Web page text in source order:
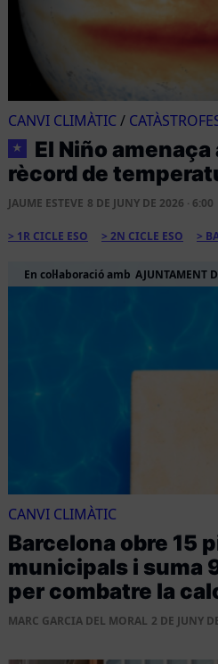
CANVI CLIMÀTIC /
★
El Niño
rècord de
JAUME ESTEVE 8 DE JUNY DE 2026 · 6:00
1R CICLE ESO 2N CICLE ESO
En col·laboració amb AJUNTAMENT
CANVI CLIMÀTIC
Barcelona obre 15
municipals i suma
per combatre la
MARC GARCIA DEL MORAL 2 DE JUNY